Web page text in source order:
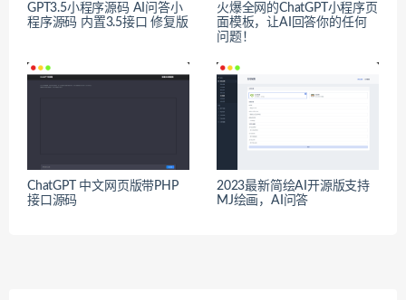
GPT3.5小程序源码 AI问答小
程序源码 内置3.5接口 修复版
火爆全网的ChatGPT小程序页
面模板，让AI回答你的任何
问题！
ChatGPT 中文网页版带PHP
接口源码
2023最新简绘AI开源版支持
MJ绘画，AI问答